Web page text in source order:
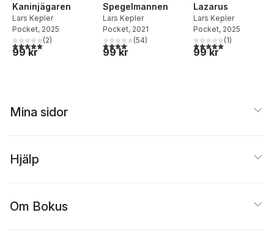
Kaninjägaren
Lars Kepler
Pocket, 2025
5,0utav 5 stjärnor. Totalt antal röster:
(2)
99 kr
Spegelmannen
Lars Kepler
Pocket, 2021
4,1utav 5 stjärnor. Totalt antal röster:
(54)
99 kr
Lazarus
Lars Kepler
Pocket, 2025
5,0utav 5 stjärnor.
(1)
99 kr
Mina sidor
Hjälp
Om Bokus